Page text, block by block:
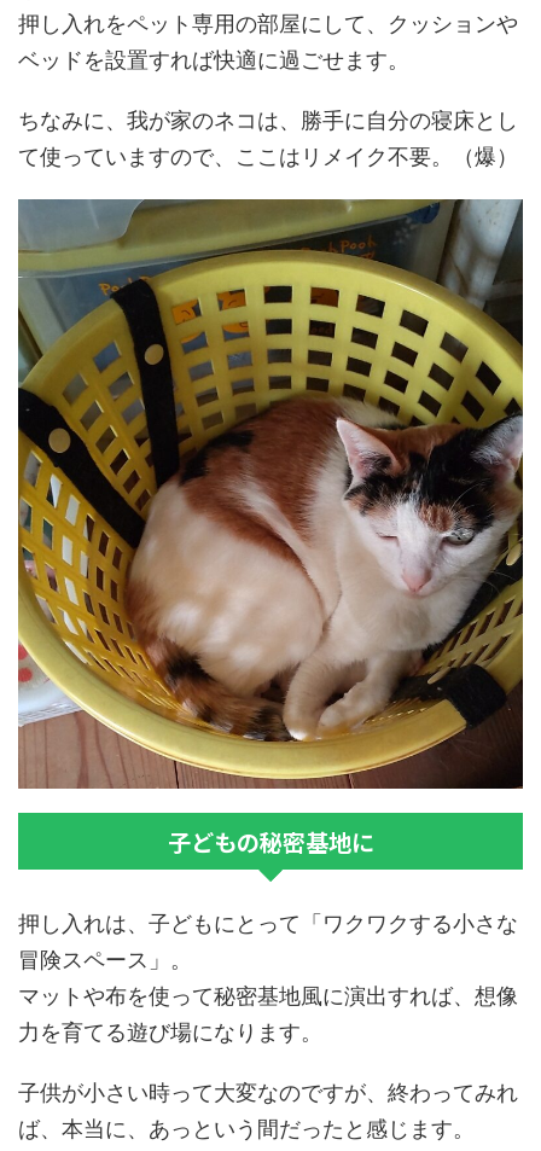
押し入れをペット専用の部屋にして、クッションや
ベッドを設置すれば快適に過ごせます。
ちなみに、我が家のネコは、勝手に自分の寝床とし
て使っていますので、ここはリメイク不要。（爆）
子どもの秘密基地に
押し入れは、子どもにとって「ワクワクする小さな
冒険スペース」。
マットや布を使って秘密基地風に演出すれば、想像
力を育てる遊び場になります。
子供が小さい時って大変なのですが、終わってみれ
ば、本当に、あっという間だったと感じます。